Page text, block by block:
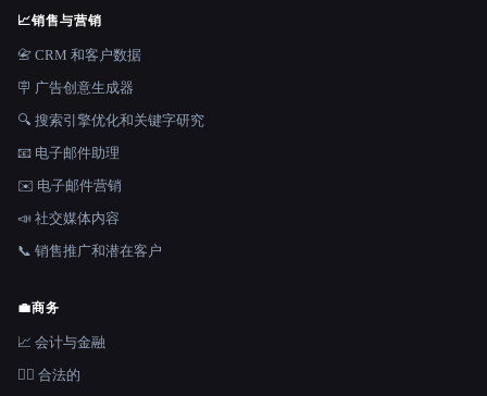
📈销售与营销
📇 CRM 和客户数据
🪧 广告创意生成器
🔍 搜索引擎优化和关键字研究
📧 电子邮件助理
✉️ 电子邮件营销
📣 社交媒体内容
📞 销售推广和潜在客户
💼商务
📈 会计与金融
👩‍⚖️ 合法的